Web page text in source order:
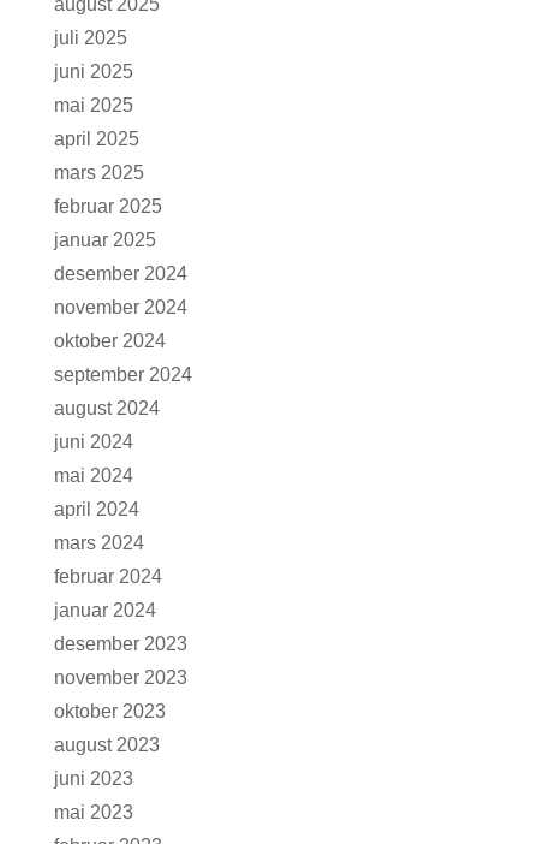
august 2025
juli 2025
juni 2025
mai 2025
april 2025
mars 2025
februar 2025
januar 2025
desember 2024
november 2024
oktober 2024
september 2024
august 2024
juni 2024
mai 2024
april 2024
mars 2024
februar 2024
januar 2024
desember 2023
november 2023
oktober 2023
august 2023
juni 2023
mai 2023